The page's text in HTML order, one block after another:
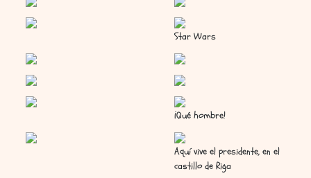
Star Wars
¡Qué hombre!
Aquí vive el presidente, en el
castillo de Riga